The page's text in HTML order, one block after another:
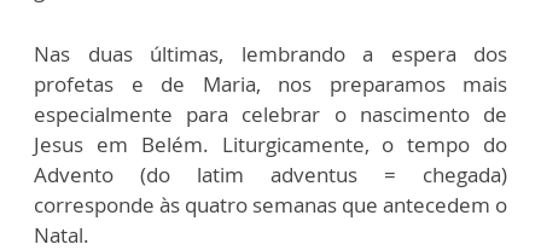
Nas duas últimas, lembrando a espera dos
profetas e de Maria, nos preparamos mais
especialmente para celebrar o nascimento de
Jesus em Belém. Liturgicamente, o tempo do
Advento (do latim adventus = chegada)
corresponde às quatro semanas que antecedem o
Natal.